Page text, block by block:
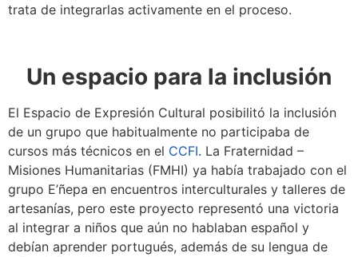
trata de integrarlas activamente en el proceso.
Un espacio para la inclusión
El Espacio de Expresión Cultural posibilitó la inclusión
de un grupo que habitualmente no participaba de
cursos más técnicos en el CCFI. La Fraternidad –
Misiones Humanitarias (FMHI) ya había trabajado con el
grupo E’ñepa en encuentros interculturales y talleres de
artesanías, pero este proyecto representó una victoria
al integrar a niños que aún no hablaban español y
debían aprender portugués, además de su lengua de